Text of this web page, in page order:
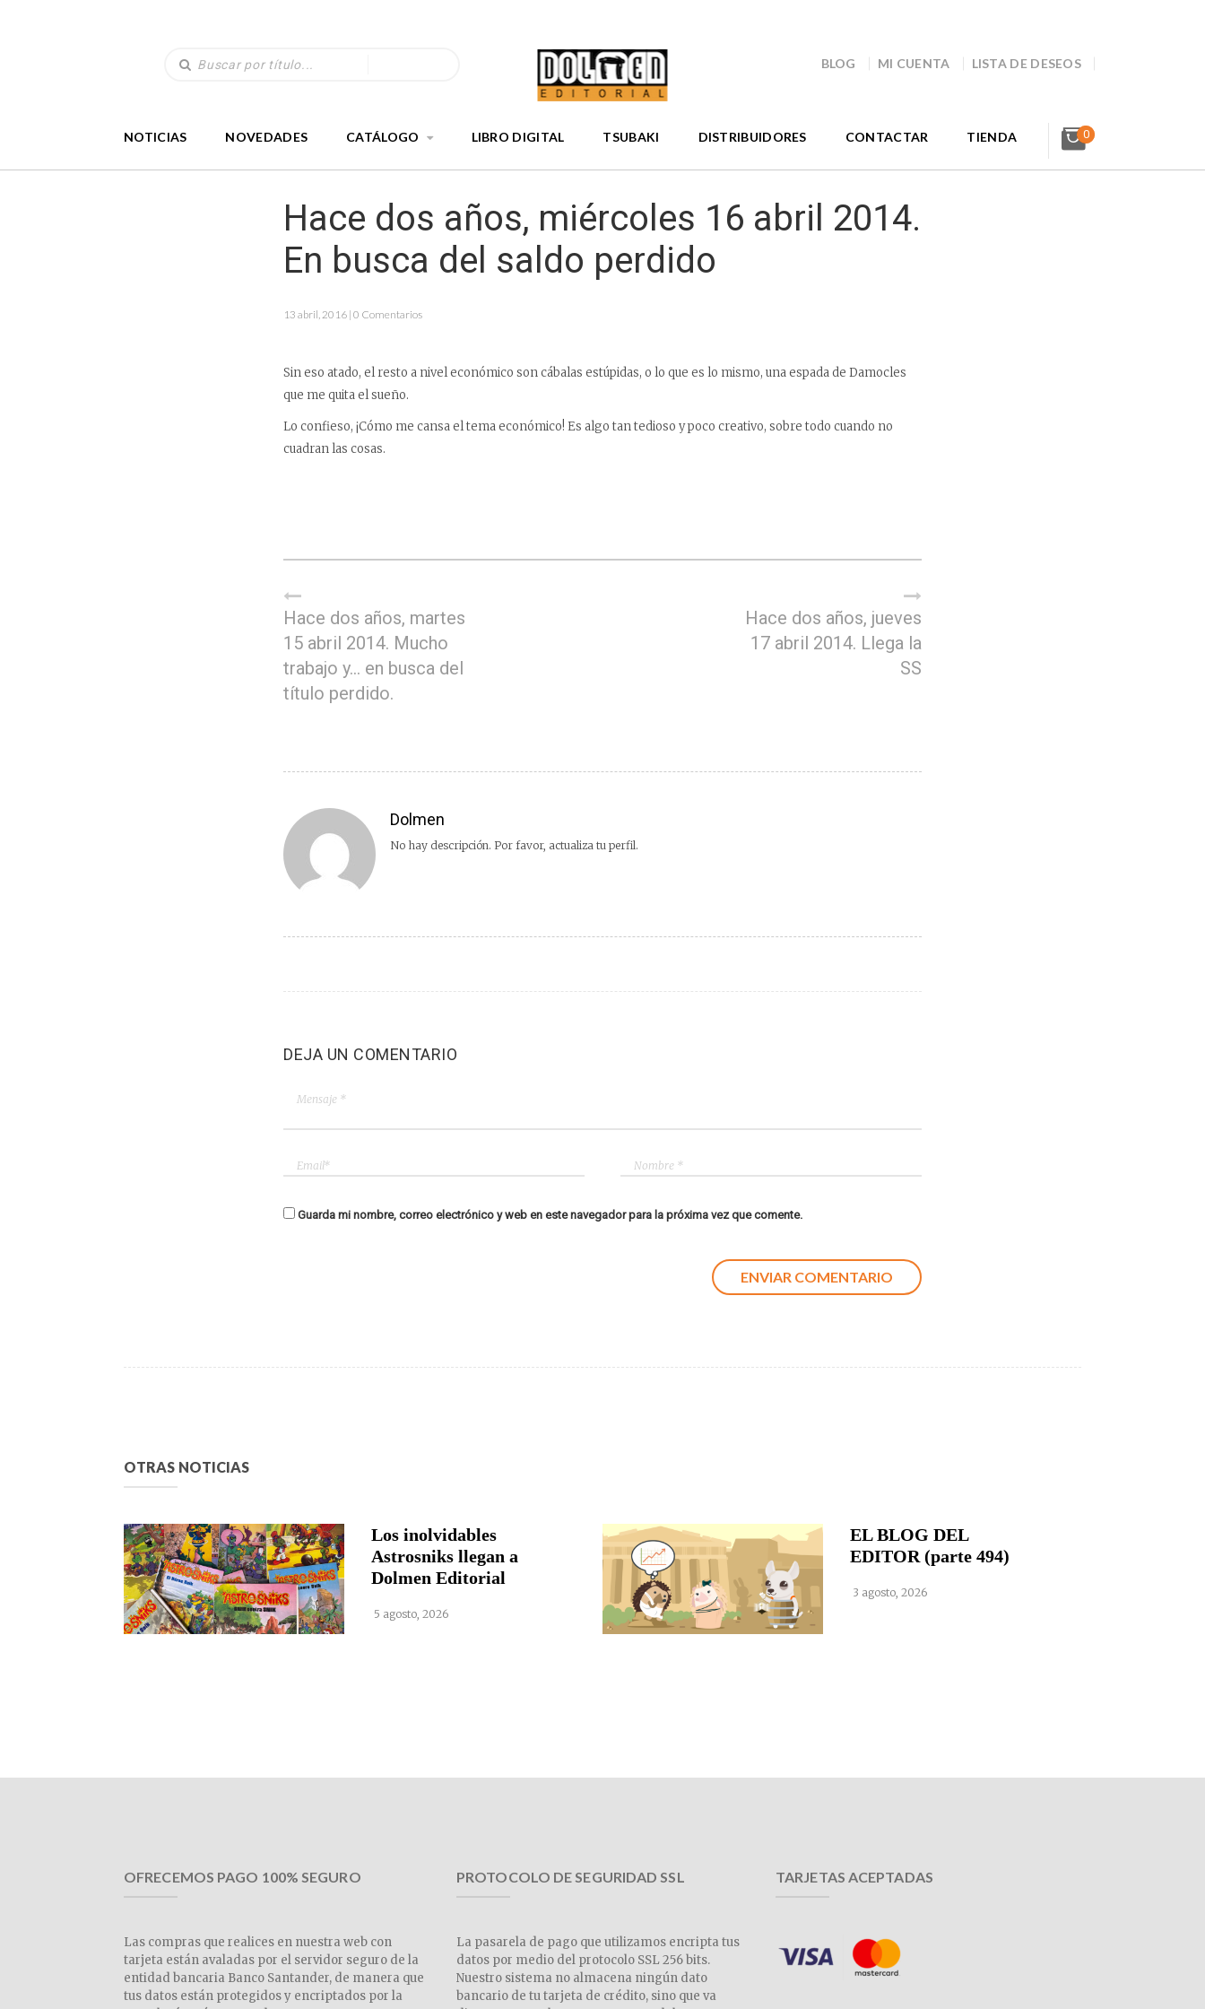
BLOG MI CUENTA LISTA DE DESEOS
NOTICIAS NOVEDADES CATÁLOGO LIBRO DIGITAL TSUBAKI DISTRIBUIDORES CONTACTAR TIENDA 0
Hace dos años, miércoles 16 abril 2014.
En busca del saldo perdido
13 abril, 2016 | 0 Comentarios
Sin eso atado, el resto a nivel económico son cábalas estúpidas, o lo que es lo mismo, una espada de Damocles
que me quita el sueño.
Lo confieso, ¡Cómo me cansa el tema económico! Es algo tan tedioso y poco creativo, sobre todo cuando no
cuadran las cosas.
Hace dos años, martes
15 abril 2014. Mucho
trabajo y… en busca del
título perdido.
Hace dos años, jueves
17 abril 2014. Llega la
SS
Dolmen
No hay descripción. Por favor, actualiza tu perfil.
DEJA UN COMENTARIO
Guarda mi nombre, correo electrónico y web en este navegador para la próxima vez que comente.
OTRAS NOTICIAS
Los inolvidables
Astrosniks llegan a
Dolmen Editorial
5 agosto, 2026
EL BLOG DEL
EDITOR (parte 494)
3 agosto, 2026
OFRECEMOS PAGO 100% SEGURO
Las compras que realices en nuestra web con
tarjeta están avaladas por el servidor seguro de la
entidad bancaria Banco Santander, de manera que
tus datos están protegidos y encriptados por la
PROTOCOLO DE SEGURIDAD SSL
La pasarela de pago que utilizamos encripta tus
datos por medio del protocolo SSL 256 bits.
Nuestro sistema no almacena ningún dato
bancario de tu tarjeta de crédito, sino que va
TARJETAS ACEPTADAS